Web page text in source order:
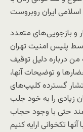
و بازجویی‌های متعدد
پلیس امنیت تهران
درباره دلیل توقیف
و توضیحات آنها،
گسترده کلیپ‌های
زیادی را به خود جلب
حتی با وجود حجاب